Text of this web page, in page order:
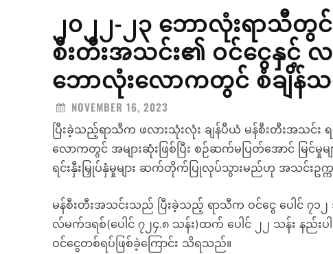
၂၀၂၂-၂၃ ဘောလုံးရာသီတွ
စီးတီးအသင်း၏ ဝင်ငွေနှင့် လစ
ဘောလုံးလောကတွင် စံချိန်
NOVEMBER 16, 2023
ပြီးခဲ့သည့်ရာသီက ဖလားသုံးလုံး ချန်ပီယံ မန်စီးတီးအသင်း
လောကတွင် အများဆုံးဖြစ်ပြီး စဉ်ဆက်မပြတ်အောင် မြ
ရင်းနှီးမြှုပ်နှံမှုများ ဆက်တိုက်ပြုလုပ်သွားမည်ဟု အသင်းဥ
မန်စီးတီးအသင်းသည် ပြီးခဲ့သည့် ရာသီက ဝင်ငွေ ပေါင် ၇၁
လ်မက်ဒရစ်(ပေါင် ၇၂၄.၈ သန်း)ထက် ပေါင် ၂၂ သန်း နည်
ဝင်ငွေတစ်ရပ်ဖြစ်ခဲ့ကြောင်း သိရသည်။